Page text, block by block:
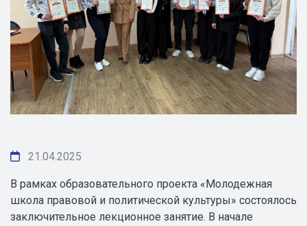
21.04.2025
В рамках образовательного проекта «Молодежная
школа правовой и политической культуры» состоялось
заключительное лекционное занятие. В начале